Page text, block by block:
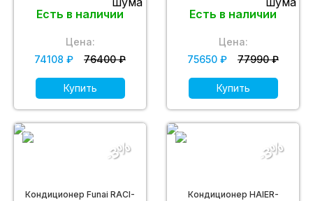
Есть в наличии
Цена:
74108 ₽
76400 ₽
Купить
Есть в наличии
Цена:
75650 ₽
77990 ₽
Купить
Кондиционер Funai RACI-
-3%
Кондиционер HAIER-
-3%